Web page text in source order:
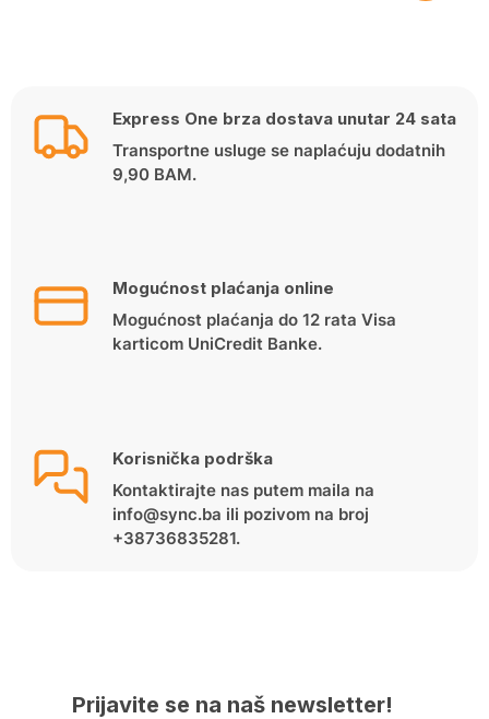
Express One brza dostava unutar 24 sata
Transportne usluge se naplaćuju dodatnih
9,90 BAM.
Mogućnost plaćanja online
Mogućnost plaćanja do 12 rata Visa
karticom UniCredit Banke.
Korisnička podrška
Kontaktirajte nas putem maila na
info@sync.ba ili pozivom na broj
+38736835281.
Prijavite se na naš newsletter!